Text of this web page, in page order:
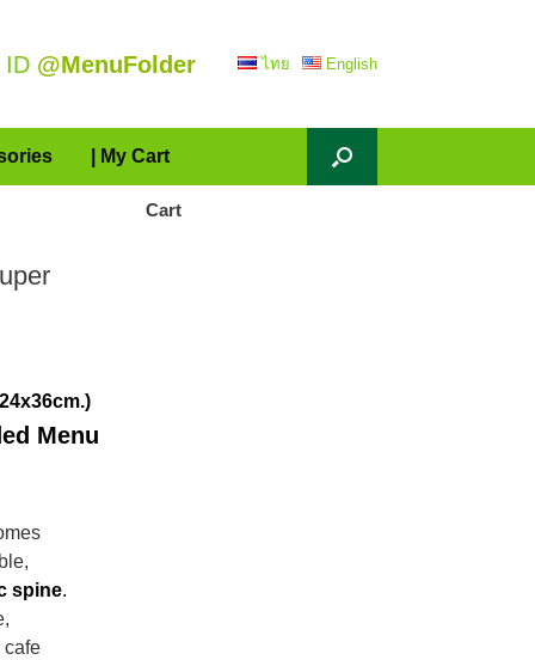
ID @MenuFolder ไทย English
| My Cart
Menu
spine.
cafe
Cart